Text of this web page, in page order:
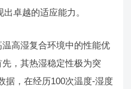
出卓越的适应能力。
高湿复合环境中的性能优
，其热湿稳定性极为突
据，在经历100次温度-湿度